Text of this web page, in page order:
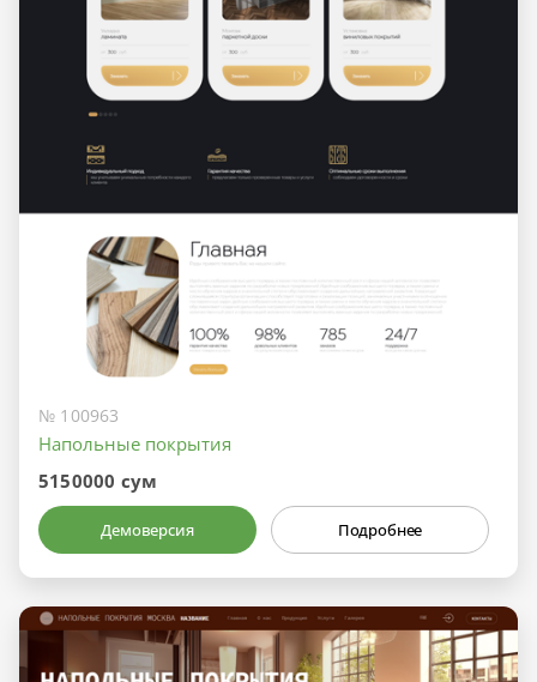
№ 100963
Напольные покрытия
5150000 сум
Демоверсия Подробнее